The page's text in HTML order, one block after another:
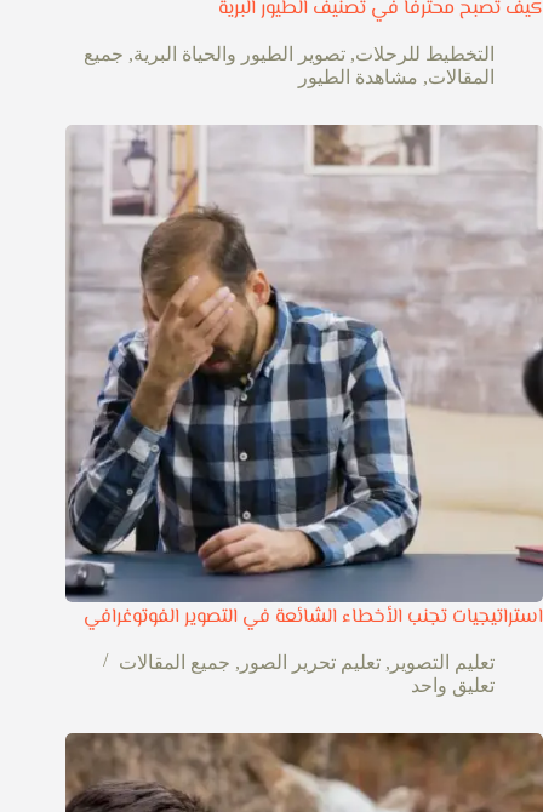
كيف تصبح محترفًا في تصنيف الطيور البرية
التخطيط للرحلات, تصوير الطيور والحياة البرية, جميع
المقالات, مشاهدة الطيور
استراتيجيات تجنب الأخطاء الشائعة في التصوير الفوتوغرافي
تعليم التصوير , تعليم تحرير الصور , جميع المقالات
تعليق واحد